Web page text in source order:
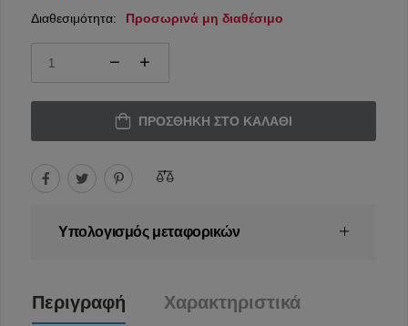
Διαθεσιμότητα: Προσωρινά μη διαθέσιμο
ΠΡΟΣΘΉΚΗ ΣΤΟ ΚΑΛΆΘΙ
Υπολογισμός μεταφορικών
Περιγραφή Χαρακτηριστικά